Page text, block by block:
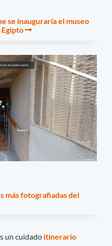
se inauguraría el museo
Egipto
más fotografiadas del
un cuidado itinerario